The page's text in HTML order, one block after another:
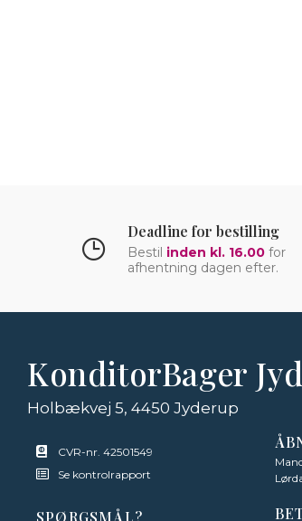
Deadline for bestilling
Bestil inden kl. 16.00 for
afhentning dagen efter.
KonditorBager
Holbækvej 5, 4450 Jyderup
CVR-nr. 42501549
Se kontrolrapport
SPØRGSMÅL?